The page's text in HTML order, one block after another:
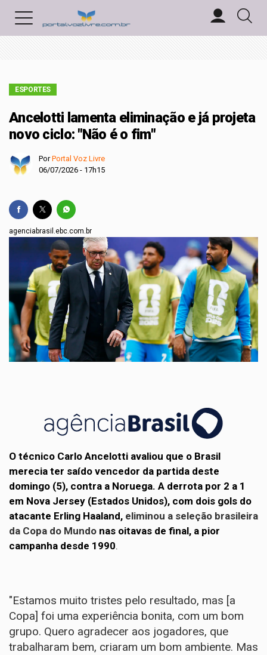
ESPORTES
Ancelotti lamenta eliminação e já projeta
novo ciclo: "Não é o fim"
PorPortal Voz Livre
06/07/2026 - 17h15
agenciabrasil.ebc.com.br
O técnico Carlo Ancelotti avaliou que o Brasil
merecia ter saído vencedor da partida deste
domingo (5), contra a Noruega. A derrota por 2 a 1
em Nova Jersey (Estados Unidos), com dois gols do
atacante Erling Haaland, eliminou a seleção brasileira
da Copa do Mundo nas oitavas de final, a pior
campanha desde 1990.
"Estamos muito tristes pelo resultado, mas [a
Copa] foi uma experiência bonita, com um bom
grupo. Quero agradecer aos jogadores, que
trabalharam bem, criaram um bom ambiente. Mas